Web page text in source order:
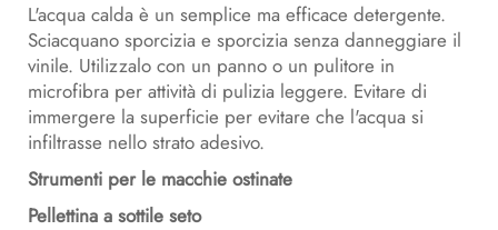
L'acqua calda è un semplice ma efficace detergente.
Sciacquano sporcizia e sporcizia senza danneggiare il
vinile. Utilizzalo con un panno o un pulitore in
microfibra per attività di pulizia leggere. Evitare di
immergere la superficie per evitare che l'acqua si
infiltrasse nello strato adesivo.
Strumenti per le macchie ostinate
Pellettina a sottile seto